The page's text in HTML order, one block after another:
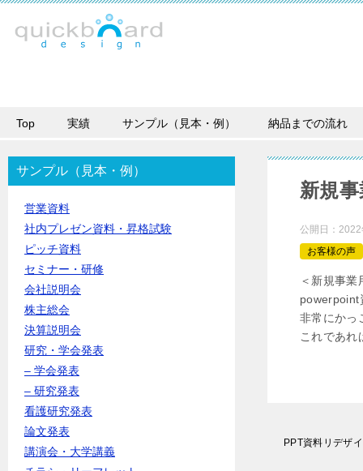
Top 実績 サンプル（見本・例） 納品までの流れ
新規
公開日： 2022
お客様の声
＜新規事
powerpoint
非常にかっ
これであれ
PPT資料リデザ
サンプル（見本・例）
営業資料
社内プレゼン資料・昇格試験
ピッチ資料
セミナー・研修
会社説明会
株主総会
決算説明会
研究・学会発表
– 学会発表
– 研究発表
看護研究発表
論文発表
講演会・大学講義